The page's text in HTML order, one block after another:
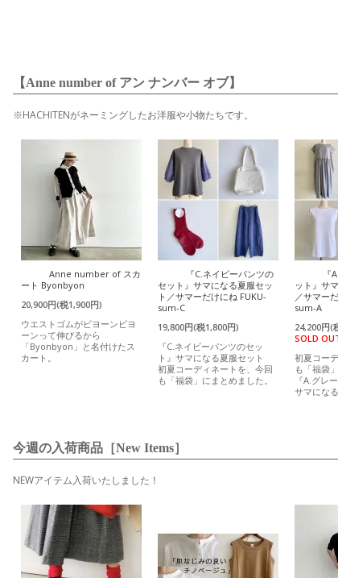
【Anne number of アン ナンバー オブ】
※HACHITENがネーミングしたお洋服や小物たちです。
Anne number of スカ
ート Byonbyon
20,900円(税1,900円)
ウエストゴムがビヨーンビヨ
ーンって伸びるから
「Byonbyon」と名付けたス
カート。
『C.ネイビーパンツの
セット』サマになる夏服セッ
ト／サマーだけにね FUKU-
sum-C
19,800円(税1,800円)
『C.ネイビーパンツのセッ
ト』サマになる夏服セット
初夏コーディネートを、今回
も「福袋」にまとめました。
『
ット』サ
／サマー
sum-A
24,200円(
SOLD
初夏コー
も「福袋
『A.グレ
サマにな
今週の入荷商品［New Items］
NEWアイテム入荷いたしました！